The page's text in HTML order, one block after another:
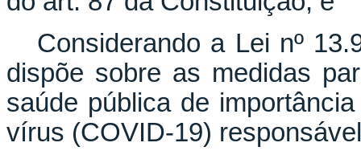
Considerando a Lei nº
dispõe sobre as medidas
saúde pública de
vírus (COVID-19)